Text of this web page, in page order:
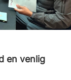
en venlig